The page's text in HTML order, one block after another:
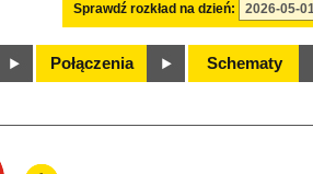
Sprawdź rozkład na dzień:
Połączenia Schematy